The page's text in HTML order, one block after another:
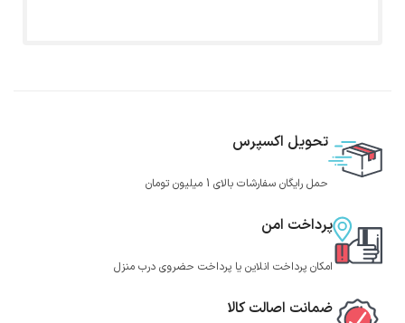
تحویل اکسپرس
حمل رایگان سفارشات بالای 1 میلیون تومان
پرداخت امن
امکان پرداخت انلاین یا پرداخت حضروی درب منزل
ضمانت اصالت کالا